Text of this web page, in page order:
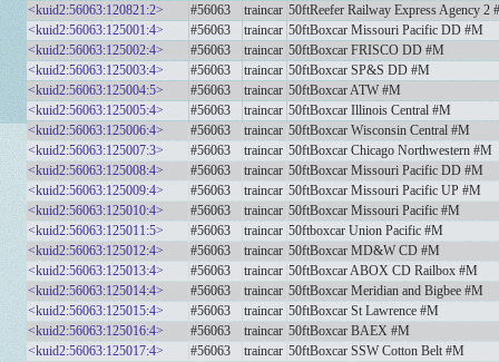
<kuid2:56063:120821:2>
#56063 traincar 50ftReefer Railway Express Agency 2 #
<kuid2:56063:125001:4>
#56063 traincar 50ftBoxcar Missouri Pacific DD #M
<kuid2:56063:125002:4>
#56063 traincar 50ftBoxcar FRISCO DD #M
<kuid2:56063:125003:4>
#56063 traincar 50ftBoxcar SP&S DD #M
<kuid2:56063:125004:5>
#56063 traincar 50ftBoxcar ATW #M
<kuid2:56063:125005:4>
#56063 traincar 50ftBoxcar Illinois Central #M
<kuid2:56063:125006:4>
#56063 traincar 50ftBoxcar Wisconsin Central #M
<kuid2:56063:125007:3>
#56063 traincar 50ftBoxcar Chicago Northwestern #M
<kuid2:56063:125008:4>
#56063 traincar 50ftBoxcar Missouri Pacific DD #M
<kuid2:56063:125009:4>
#56063 traincar 50ftBoxcar Missouri Pacific UP #M
<kuid2:56063:125010:4>
#56063 traincar 50ftBoxcar Missouri Pacific #M
<kuid2:56063:125011:5>
#56063 traincar 50ftboxcar Union Pacific #M
<kuid2:56063:125012:4>
#56063 traincar 50ftBoxcar MD&W CD #M
<kuid2:56063:125013:4>
#56063 traincar 50ftBoxcar ABOX CD Railbox #M
<kuid2:56063:125014:4>
#56063 traincar 50ftBoxcar Meridian and Bigbee #M
<kuid2:56063:125015:4>
#56063 traincar 50ftBoxcar St Lawrence #M
<kuid2:56063:125016:4>
#56063 traincar 50ftBoxcar BAEX #M
<kuid2:56063:125017:4>
#56063 traincar 50ftBoxcar SSW Cotton Belt #M